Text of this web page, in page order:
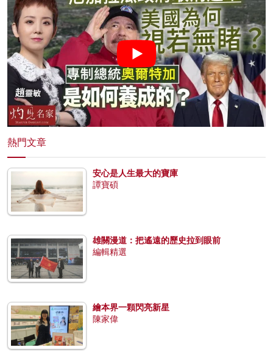
熱門文章
安心是人生最大的寶庫
譚寶碩
雄關漫道：把遙遠的歷史拉到眼前
編輯精選
繪本界一顆閃亮新星
陳家偉